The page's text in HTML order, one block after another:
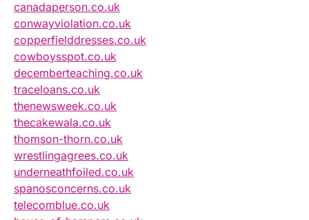
canadaperson.co.uk
conwayviolation.co.uk
copperfielddresses.co.uk
cowboysspot.co.uk
decemberteaching.co.uk
traceloans.co.uk
thenewsweek.co.uk
thecakewala.co.uk
thomson-thorn.co.uk
wrestlingagrees.co.uk
underneathfoiled.co.uk
spanosconcerns.co.uk
telecomblue.co.uk